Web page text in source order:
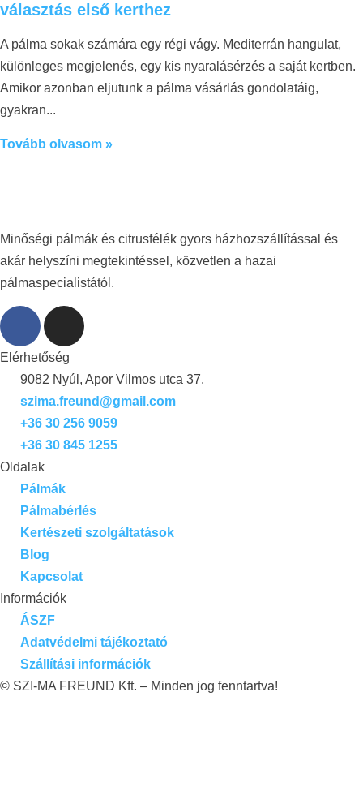
választás első kerthez
A pálma sokak számára egy régi vágy. Mediterrán hangulat,
különleges megjelenés, egy kis nyaralásérzés a saját kertben.
Amikor azonban eljutunk a pálma vásárlás gondolatáig,
gyakran
Tovább olvasom »
Minőségi pálmák és citrusfélék gyors házhozszállítással és
akár helyszíni megtekintéssel, közvetlen a hazai
pálmaspecialistától.
Elérhetőség
9082 Nyúl, Apor Vilmos utca 37.
szima.freund@gmail.com
+36 30 256 9059
+36 30 845 1255
Oldalak
Pálmák
Pálmabérlés
Kertészeti szolgáltatások
Blog
Kapcsolat
Információk
ÁSZF
Adatvédelmi tájékoztató
Szállítási információk
© SZI-MA FREUND Kft. – Minden jog fenntartva!